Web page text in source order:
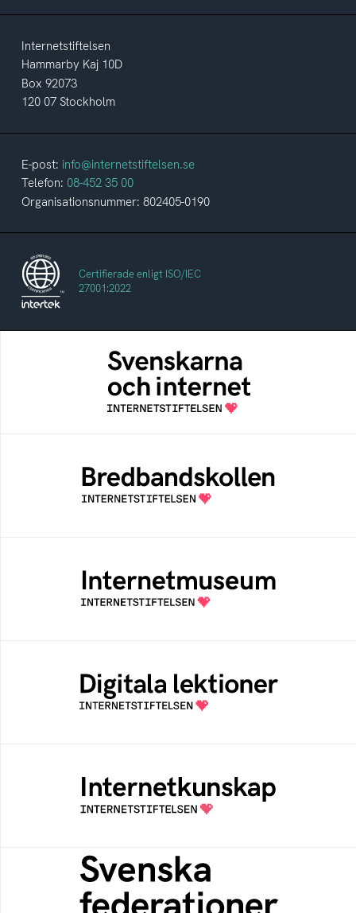
Internetstiftelsen
Hammarby Kaj 10D
Box 92073
120 07 Stockholm
E-post: info@internetstiftelsen.se
Telefon: 08-452 35 00
Organisationsnummer: 802405-0190
Certifierade enligt ISO/IEC
27001:2022
Svenskarna och internet
En årlig studie av svenska folkets
internetvanor
Bredbandskollen är ett oberoende
konsumentverktyg som drivs av
Internetstiftelsen
Ett digitalt museum som byggts, och kureras
av Internetstiftelsen
Öppen digital lärresurs med färdiga lektioner
för alla stadier i grundskolan
Samlad kunskap som hjälper dig att bli en
säker och medveten internetanvändare
Svenska federationer
Grunden för medlemskap i en sektors- eller
kontextspecifik federation